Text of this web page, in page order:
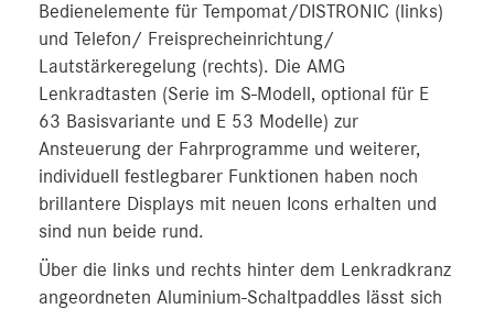
Bedienelemente für Tempomat/DISTRONIC (links)
und Telefon/ Freisprecheinrichtung/
Lautstärkeregelung (rechts). Die AMG
Lenkradtasten (Serie im S-Modell, optional für E
63 Basisvariante und E 53 Modelle) zur
Ansteuerung der Fahrprogramme und weiterer,
individuell festlegbarer Funktionen haben noch
brillantere Displays mit neuen Icons erhalten und
sind nun beide rund.
Über die links und rechts hinter dem Lenkradkranz
angeordneten Aluminium-Schaltpaddles lässt sich